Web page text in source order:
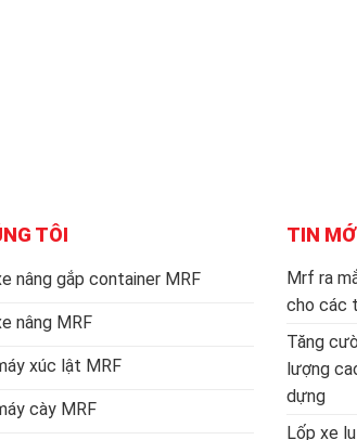
TÔI
nâng gắp container MRF
nâng MRF
xúc lật MRF
cày MRF
TIN
Mrf ra
cho các
Tăng
lượng
dựng
Lốp xe